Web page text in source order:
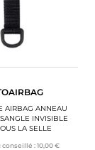
AIRBAG ANNEAU
INVISIBLE
LA SELLE
conseillé : 10,00 €